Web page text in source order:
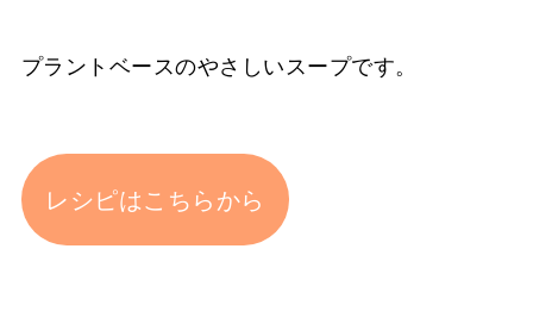
プラントベースのやさしいスープです。
レシピはこちらから